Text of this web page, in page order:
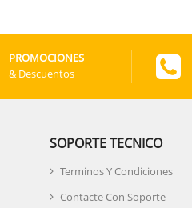
PROMOCIONES
& Descuentos
SOPORTE TECNICO
Terminos Y Condiciones
Contacte Con Soporte